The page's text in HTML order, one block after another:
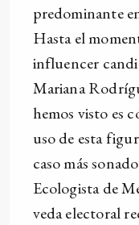
predominante
Hasta el
influencer
Mariana
hemos visto es
uso de esta
caso más
Ecologista de
veda electoral